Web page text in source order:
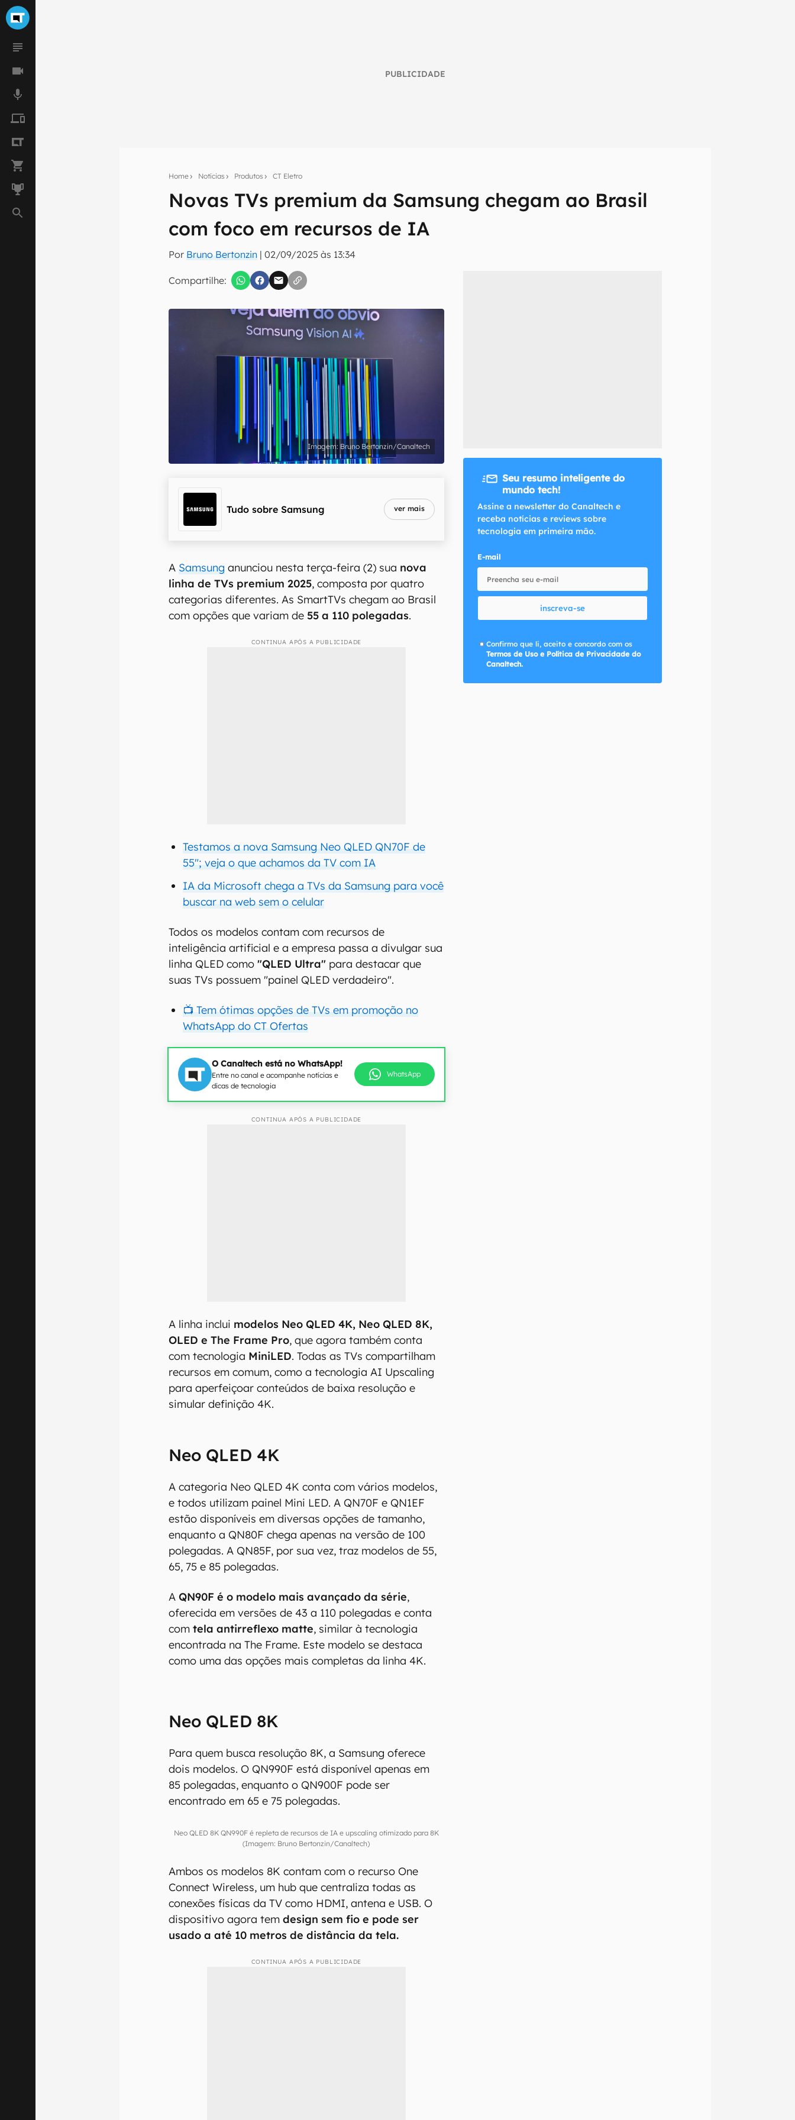
PUBLICIDADE
Home Notícias Produtos CT Eletro
Novas TVs premium da Samsung chegam ao Brasil
com foco em recursos de IA
Por Bruno Bertonzin |02/09/2025 às 13:34
Compartilhe:
Seu resumo inteligente do mundo tech!
Assine a newsletter do Canaltech e receba notícias e reviews sobre tecnologia em primeira
inscreva-se
Confirmo que li, aceito e concordo com os Termos de Uso e Política de Privacidade do Canaltech.
Bruno Bertonzin/Canaltech
Tudo sobre Samsung ver mais
A Samsung anunciou nesta terça-feira (2) sua nova
linha de TVs premium 2025, composta por quatro
categorias diferentes. As SmartTVs chegam ao Brasil
com opções que variam de 55 a 110 polegadas.
CONTINUA APÓS A PUBLICIDADE
Testamos a nova Samsung Neo QLED QN70F de
55"; veja o que achamos da TV com IA
IA da Microsoft chega a TVs da Samsung para você
buscar na web sem o celular
Todos os modelos contam com recursos de
inteligência artificial e a empresa passa a divulgar sua
linha QLED como"QLED Ultra" para destacar que
suas TVs possuem "painel QLED verdadeiro".
📺 Tem ótimas opções de TVs em promoção no
WhatsApp do CT Ofertas
O Canaltech está no WhatsApp!
Entre no canal e acompanhe notícias e
dicas de tecnologia
WhatsApp
CONTINUA APÓS A PUBLICIDADE
A linha inclui modelos Neo QLED 4K, Neo QLED 8K,
OLED e The Frame Pro, que agora também conta
com tecnologia MiniLED. Todas as TVs compartilham
recursos em comum, como a tecnologia AI Upscaling
para aperfeiçoar conteúdos de baixa resolução e
simular definição 4K.
Neo QLED 4K
A categoria Neo QLED 4K conta com vários modelos,
e todos utilizam painel Mini LED. A QN70F e QN1EF
estão disponíveis em diversas opções de tamanho,
enquanto a QN80F chega apenas na versão de 100
polegadas. A QN85F, por sua vez, traz modelos de 55,
65, 75 e 85 polegadas.
AQN90F é o modelo mais avançado da série,
oferecida em versões de 43 a 110 polegadas e conta
comtela antirreflexo matte, similar à tecnologia
encontrada na The Frame. Este modelo se destaca
como uma das opções mais completas da linha 4K.
Neo QLED 8K
Para quem busca resolução 8K, a Samsung oferece
dois modelos. O QN990F está disponível apenas em
85 polegadas, enquanto o QN900F pode ser
encontrado em 65 e 75 polegadas.
Neo QLED 8K QN990F é repleta de recursos de IA e upscaling otimizado para 8K
(Imagem: Bruno Bertonzin/Canaltech)
Ambos os modelos 8K contam com o recurso One
Connect Wireless, um hub que centraliza todas as
conexões físicas da TV como HDMI, antena e USB. O
dispositivo agora temdesign sem fio e pode ser
usado a até 10 metros de distância da tela.
CONTINUA APÓS A PUBLICIDADE
Seu resumo inteligente do
mundo tech!
Assine a newsletter do Canaltech e
receba notícias e reviews sobre
tecnologia em primeira mão.
E-mail
inscreva-se
Confirmo que li, aceito e concordo com os
Termos de Uso e Política de Privacidade do
Canaltech.